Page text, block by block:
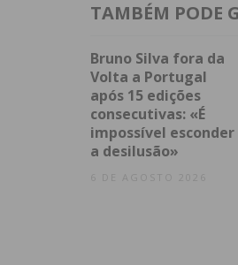
TAMBÉM PODE
Bruno Silva fora da
Volta a Portugal
após 15 edições
consecutivas: «É
impossível esconder
a desilusão»
6 DE AGOSTO 2026